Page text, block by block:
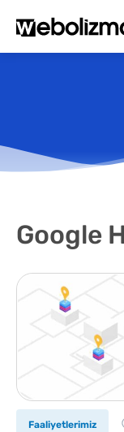
Google
Faaliyetlerimiz